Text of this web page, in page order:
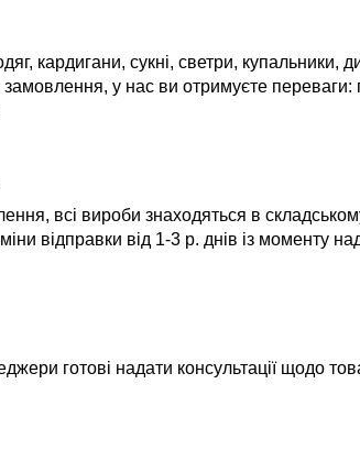
кардигани, сукні, светри, купальники,
у нас ви отримуєте
всі вироби знаходяться в
відправки від 1-3 р. днів із моменту
готові надати консультації щодо